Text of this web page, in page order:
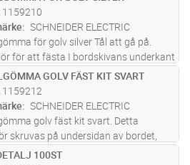
men även att skarva. Perfekt då man
...läs mer
1159210
SCHNEIDER ELECTRIC
för golv silver Tål att gå på.
för att fästa I bordskivans underkant
läggs enkelt in från sidan. Går att
men även att skarva. Perfekt då man
...läs mer
Lägg i kundvagn
GOLV FÄST KIT SVART
1159212
SCHNEIDER ELECTRIC
golv fäst kit svart. Detta
skruvas på undersidan av bordet,
så att man kan snäppa fast
Lägg i kundvagn
100ST